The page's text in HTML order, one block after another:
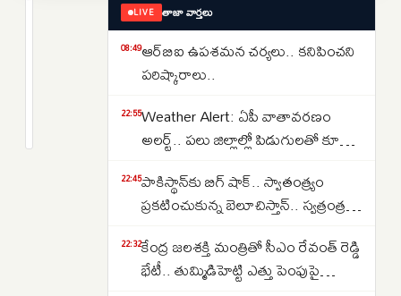
LIVE తాజా వార్తలు
08:49ఆర్‌బిఐ ఉపశమన చర్యలు.. కనిపించని
పరిష్కారాలు..
22:55Weather Alert: ఏపీ వాతావరణం
అలర్ట్.. పలు జిల్లాల్లో పిడుగులతో కూడిన
హెచ్చరిక..
22:45పాకిస్థాన్‌కు బిగ్ షాక్.. స్వాతంత్య్రం
ప్రకటించుకున్న బెలూచిస్తాన్.. స్వత్రంత్ర
22:32కేంద్ర జలశక్తి మంత్రితో సీఎం రేవంత్ రెడ్డి
భేటీ.. తుమ్మిడిహెట్టి ఎత్తు పెంపుపై